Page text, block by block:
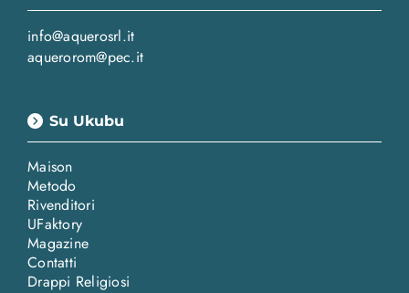
info@aquerosrl.it
aquerorom@pec.it
Su Ukubu
Maison
Metodo
Rivenditori
UFaktory
Magazine
Contatti
Drappi Religiosi